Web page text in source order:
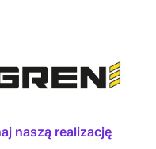
naszą realizację